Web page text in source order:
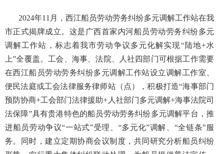
2024年11月，西江船员劳动劳务纠纷多元调解工作站在我
市正式揭牌成立。这是广西首家内河船员劳动劳务纠纷多元
调解工作站，标志着我市劳动争议多元化解实现“陆地+水
上”全覆盖。工会、海事、法院、人社四部门可根据工作需要
在西江船员劳动劳务纠纷多元调解工作站设立调解工作室、
便民法庭或工会法律服务律师站（点），积极打造“海事部门
预防协商+工会部门法律援助+人社部门多元调解+海事法院司
法保障”具有贵港特色的船员劳动劳务纠纷多元调解平台，推
进船员劳动争议“一站式”受理、“多元化”调解、“全链条”服
务。同时，建立定期协商会议制度，共同研究分析船员纠纷